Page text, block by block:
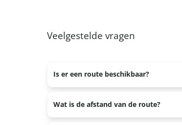
Veelgestelde vragen
Is er een route beschikbaar?
Ja, je krijgt van ons de speluitleg en
Wat is de afstand van de route?
maar via
laat dan de
(gelukkig had ik
aan de korte